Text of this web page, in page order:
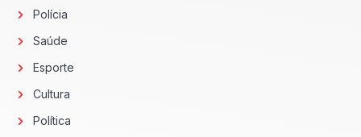
Polícia
Saúde
Esporte
Cultura
Política